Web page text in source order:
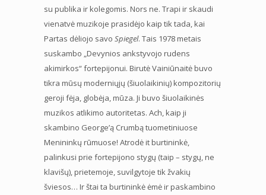
su publika ir kolegomis. Nors ne. Trapi ir skaudi
vienatvė muzikoje prasidėjo kaip tik tada, kai
Partas dėliojo savo Spiegel. Tais 1978 metais
suskambo „Devynios ankstyvojo rudens
akimirkos“ fortepijonui. Birutė Vainiūnaitė buvo
tikra mūsų moderniųjų (šiuolaikinių) kompozitorių
geroji fėja, globėja, mūza. Ji buvo šiuolaikinės
muzikos atlikimo autoritetas. Ach, kaip ji
skambino George’ą Crumbą tuometiniuose
Menininkų rūmuose! Atrodė it burtininkė,
palinkusi prie fortepijono stygų (taip – stygų, ne
klavišų), prietemoje, suvilgytoje tik žvakių
šviesos… Ir štai ta burtininkė ėmė ir paskambino